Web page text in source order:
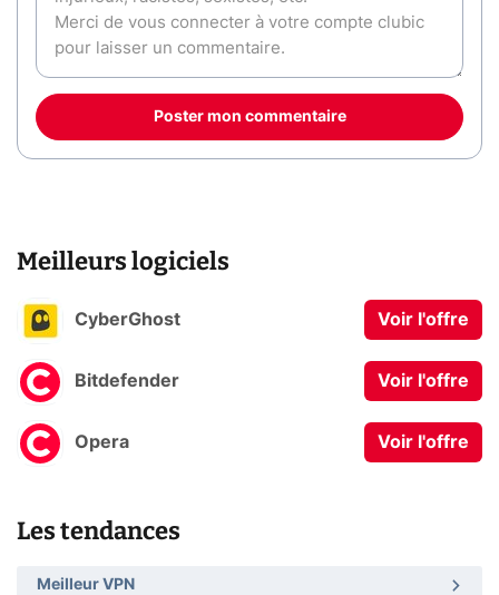
Poster mon commentaire
Meilleurs logiciels
CyberGhost Voir l'offre
Bitdefender Voir l'offre
Opera Voir l'offre
Les tendances
Meilleur VPN